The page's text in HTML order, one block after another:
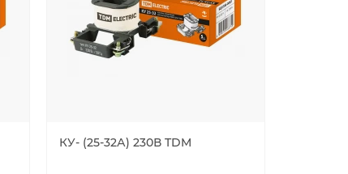
КУ- (25-32А) 230В TDM